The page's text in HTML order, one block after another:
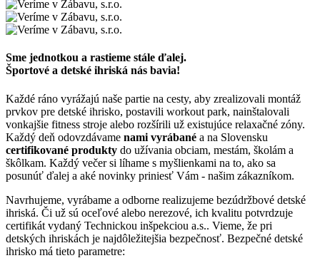
Sme jednotkou a rastieme stále ďalej.
Športové a detské ihriská nás bavia!
Každé ráno vyrážajú naše partie na cesty, aby zrealizovali montáž
prvkov pre detské ihrisko, postavili workout park, nainštalovali
vonkajšie fitness stroje alebo rozšírili už existujúce relaxačné zóny.
Každý deň odovzdávame nami vyrábané a na Slovensku
certifikované produkty do užívania obciam, mestám, školám a
škôlkam. Každý večer si líhame s myšlienkami na to, ako sa
posunúť ďalej a aké novinky priniesť Vám - našim zákazníkom.
Navrhujeme, vyrábame a odborne realizujeme bezúdržbové detské
ihriská. Či už sú oceľové alebo nerezové, ich kvalitu potvrdzuje
certifikát vydaný Technickou inšpekciou a.s.. Vieme, že pri
detských ihriskách je najdôležitejšia bezpečnosť. Bezpečné detské
ihrisko má tieto parametre: